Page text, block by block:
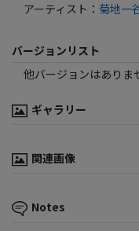
アーティスト ： 菊地一
バージョンリスト
他バージョンはありま
ギャラリー
関連画像
Notes